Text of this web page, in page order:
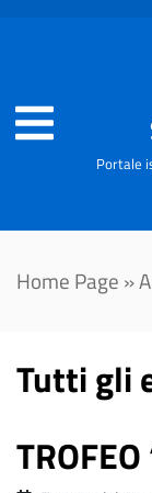
Portale
Home Page »
Tutti gli